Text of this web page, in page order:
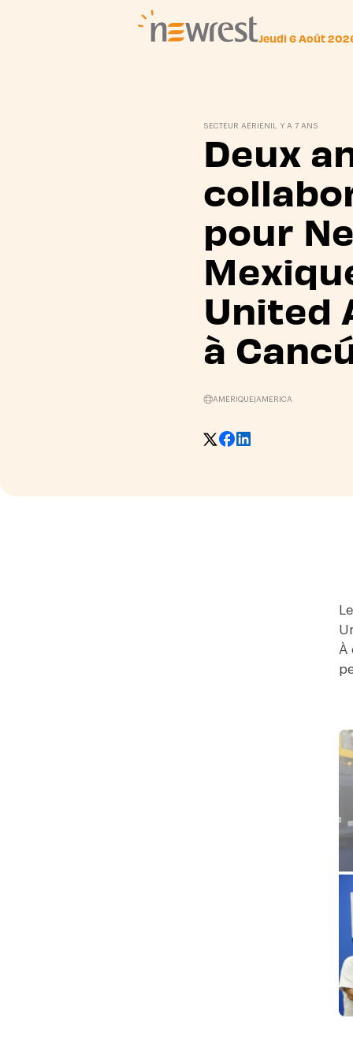
Jeudi 6 Août
SECTEUR AÉRIEN IL Y A 7 ANS
Deux
pour
United
à
AMÉRIQUE| AMERICA
À